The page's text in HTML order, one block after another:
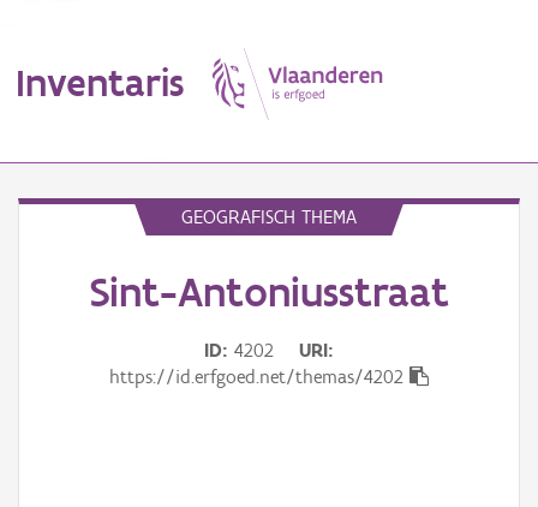
Inventaris
Erfgoedobject
GEOGRAFISCH THEMA
Sint-Antoniusstraat
ID 4202
URI
https://id.erfgoed.net/themas/4202